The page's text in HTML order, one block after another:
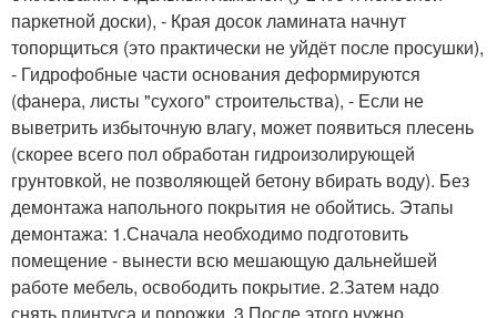
паркетной доски), - Края досок ламината начнут
топорщиться (это практически не уйдёт после просушки),
- Гидрофобные части основания деформируются
(фанера, листы "сухого" строительства), - Если не
выветрить избыточную влагу, может появиться плесень
(скорее всего пол обработан гидроизолирующей
грунтовкой, не позволяющей бетону вбирать воду). Без
демонтажа напольного покрытия не обойтись. Этапы
демонтажа: 1.Сначала необходимо подготовить
помещение - вынести всю мешающую дальнейшей
работе мебель, освободить покрытие. 2.Затем надо